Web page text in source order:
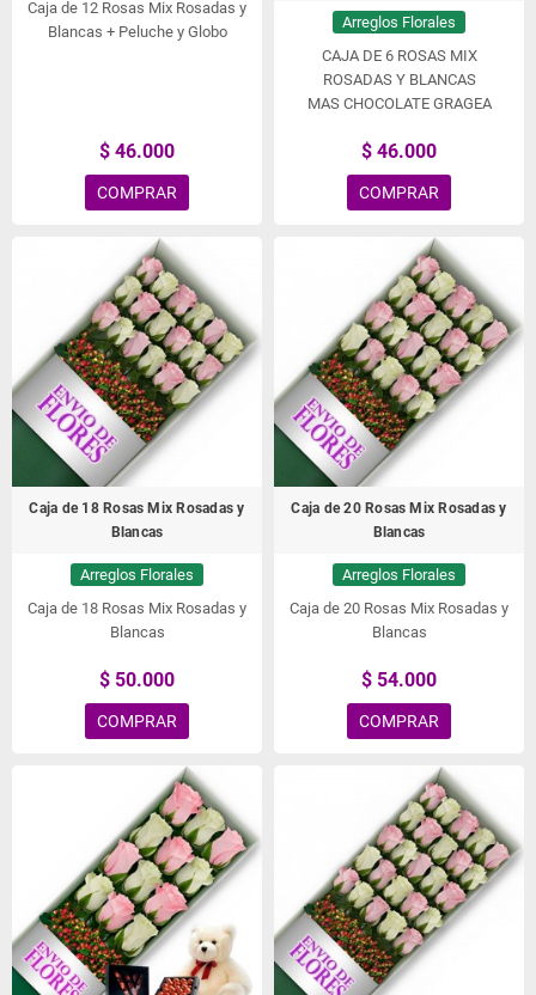
Caja de 12 Rosas Mix Rosadas y
Blancas + Peluche y Globo
$ 46.000
COMPRAR
Arreglos Florales
CAJA DE 6 ROSAS MIX
ROSADAS Y BLANCAS
MAS CHOCOLATE GRAGEA
$ 46.000
COMPRAR
Caja de 18 Rosas Mix Rosadas y
Blancas
Arreglos Florales
Caja de 18 Rosas Mix Rosadas y
Blancas
$ 50.000
COMPRAR
Caja de 20 Rosas Mix Rosadas y
Blancas
Arreglos Florales
Caja de 20 Rosas Mix Rosadas y
Blancas
$ 54.000
COMPRAR